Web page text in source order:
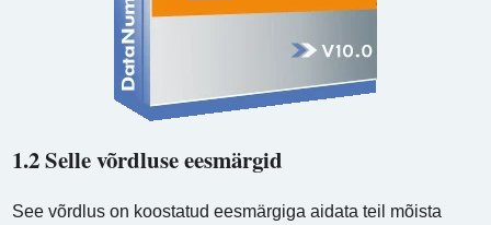
1.2 Selle võrdluse eesmärgid
See võrdlus on koostatud eesmärgiga aidata teil mõista